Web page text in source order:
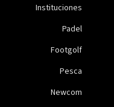
Instituciones
Padel
Footgolf
Pesca
Newcom